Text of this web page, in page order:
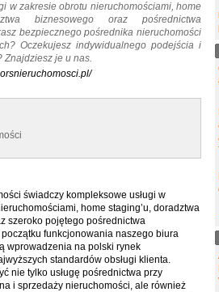
w zakresie obrotu nieruchomościami, home
biznesowego oraz pośrednictwa
bezpiecznego pośrednika nieruchomości
Oczekujesz indywidualnego podejścia i
Znajdziesz je u nas.
świadczy kompleksowe usługi w
home staging’u, doradztwa
szeroko pojętego pośrednictwa
funkcjonowania naszego biura
wprowadzenia na polski rynek
standardów obsługi klienta.
nie tylko usługę pośrednictwa przy
i sprzedaży nieruchomości, ale również